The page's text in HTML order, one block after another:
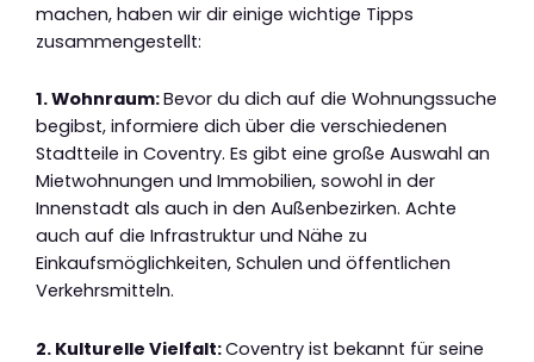
machen, haben wir dir einige wichtige Tipps
zusammengestellt:
1. Wohnraum:Bevor du dich auf die Wohnungssuche
begibst, informiere dich über die verschiedenen
Stadtteile in Coventry. Es gibt eine große Auswahl an
Mietwohnungen und Immobilien, sowohl in der
Innenstadt als auch in den Außenbezirken. Achte
auch auf die Infrastruktur und Nähe zu
Einkaufsmöglichkeiten, Schulen und öffentlichen
Verkehrsmitteln.
2. Kulturelle Vielfalt:Coventry ist bekannt für seine